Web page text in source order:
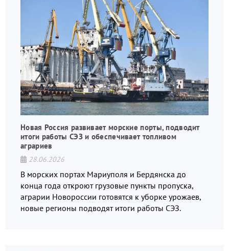
Новая Россия развивает морские порты, подводит
итоги работы СЭЗ и обеспечивает топливом
аграриев
28.06.2026
В морских портах Мариуполя и Бердянска до
конца года откроют грузовые пункты пропуска,
аграрии Новороссии готовятся к уборке урожаев,
новые регионы подводят итоги работы СЭЗ.